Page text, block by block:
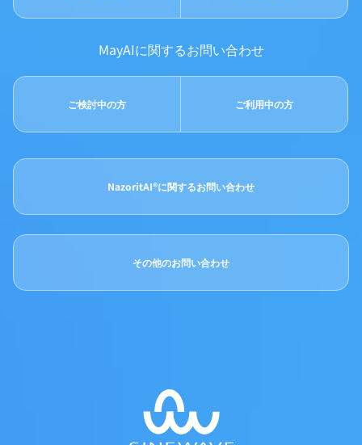
MayAIに関するお問い合わせ
ご検討中の方 ご利用中の方
NazoritAI®に関するお問い合わせ
その他のお問い合わせ